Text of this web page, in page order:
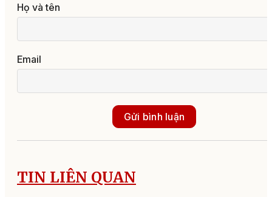
Họ và tên
Email
Gửi bình luận
TIN LIÊN QUAN